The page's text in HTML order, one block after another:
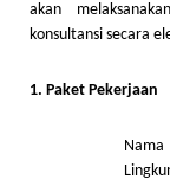
akan
konsultansi secara
1. Paket Pekerjaan